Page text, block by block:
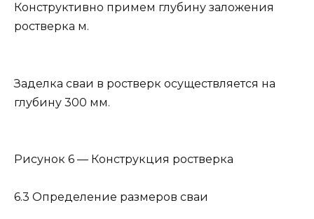
Конструктивно примем глубину заложения
ростверка м.
Заделка сваи в ростверк осуществляется на
глубину 300 мм.
Рисунок 6 — Конструкция ростверка
6.3 Определение размеров сваи